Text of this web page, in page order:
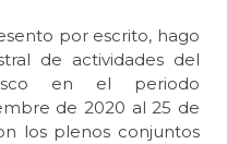
por escrito, hago
de actividades del
en el periodo
de 2020 al 25 de
los plenos conjuntos